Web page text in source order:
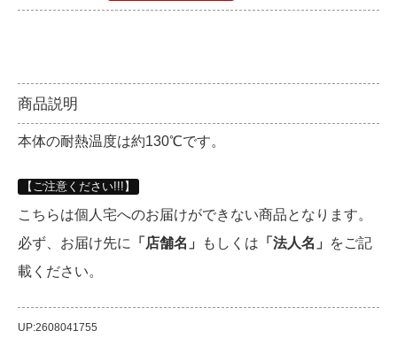
商品説明
本体の耐熱温度は約130℃です。
【ご注意ください!!!】
こちらは個人宅へのお届けができない商品となります。
必ず、お届け先に
「店舗名」 もしくは 「法人名」
をご記
載ください。
UP:2608041755